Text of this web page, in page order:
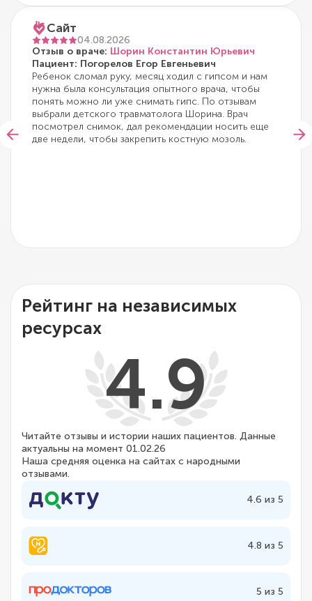
Сайт
04.08.2026
Отзыв о враче: Шорин Константин Юрьевич
Пациент: Погорелов Егор Евгеньевич
Ребенок сломал руку, месяц ходил с гипсом и нам
нужна была консультация опытного врача, чтобы
понять можно ли уже снимать гипс. По отзывам
выбрали детского травматолога Шорина. Врач
посмотрел снимок, дал рекомендации носить еще
две недели, чтобы закрепить костную мозоль.
Рейтинг на независимых
ресурсах
4.9
Читайте отзывы и истории наших пациентов. Данные
актуальны на момент 01.02.26
Наша средняя оценка на сайтах с народными
отзывами.
4.6 из 5
4.8 из 5
5 из 5